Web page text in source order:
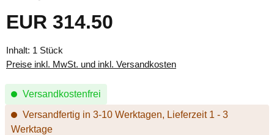
Regulärer Preis:
EUR 314.50
Inhalt: 1 Stück
Preise inkl. MwSt. und inkl. Versandkosten
Versandkostenfrei
Versandfertig in 3-10 Werktagen, Lieferzeit 1 - 3
Werktage